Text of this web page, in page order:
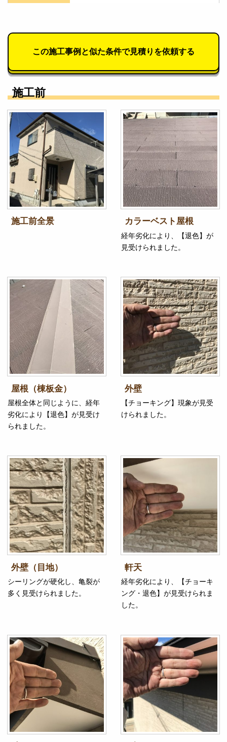
この施工事例と似た条件で見積りを依頼する
施工前
施工前全景 カラーベスト屋根
経年劣化により、【退色】が
見受けられました。
屋根（棟板金）
屋根全体と同じように、経年
劣化により【退色】が見受け
られました。
外壁
【チョーキング】現象が見受
けられました。
外壁（目地）
シーリングが硬化し、亀裂が
多く見受けられました。
軒天
経年劣化により、【チョーキ
ング・退色】が見受けられま
した。